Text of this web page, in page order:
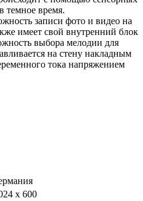
темное время.
записи фото и видео на
имеет свой внутренний блок
выбора мелодии для
на стену накладным
тока напряжением
x 600